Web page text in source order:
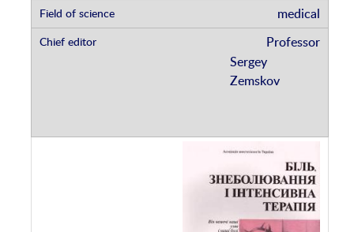
medical
Professor
Sergey
Zemskov